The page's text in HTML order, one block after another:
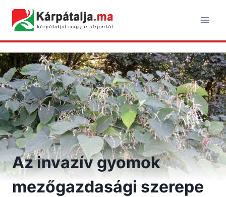
content
Az invazív gyomok
mezőgazdasági szerepe